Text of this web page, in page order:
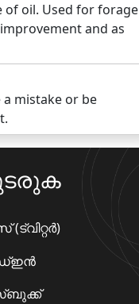
of oil. Used for forage
and as
a mistake or be